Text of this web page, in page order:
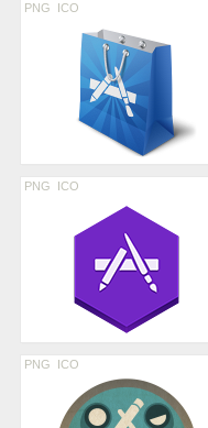
PNG ICO
PNG ICO
PNG ICO